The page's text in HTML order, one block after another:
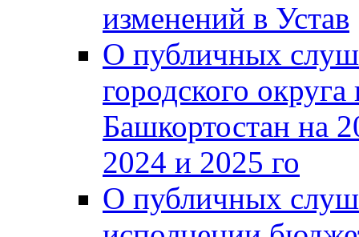
изменений в Устав
О публичных
городского
Башкортостан на
2024 и 2025 го
О публичных